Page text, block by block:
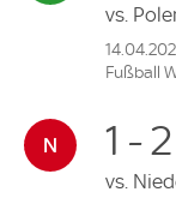
vs.
Fußball
1 - 2
vs.